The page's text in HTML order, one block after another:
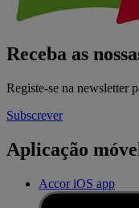
Receba as
Registe-se na newsletter
Subscrever
Aplicação
Accor iOS app